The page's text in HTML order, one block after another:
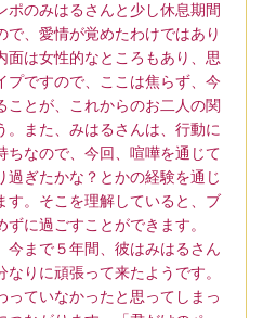
ポのみはるさんと少し休息期間
で、愛情が覚めたわけではあり
面は女性的なところもあり、思
プですので、ここは焦らず、今
ことが、これからのお二人の関
。また、みはるさんは、行動に
ちなので、今回、喧嘩を通じて
過ぎたかな？とかの経験を通じ
す。そこを理解していると、ブ
に過ごすことができます。
今まで５年間、彼はみはるさん
りに頑張って来たようです。
っていなかったと思ってしまっ